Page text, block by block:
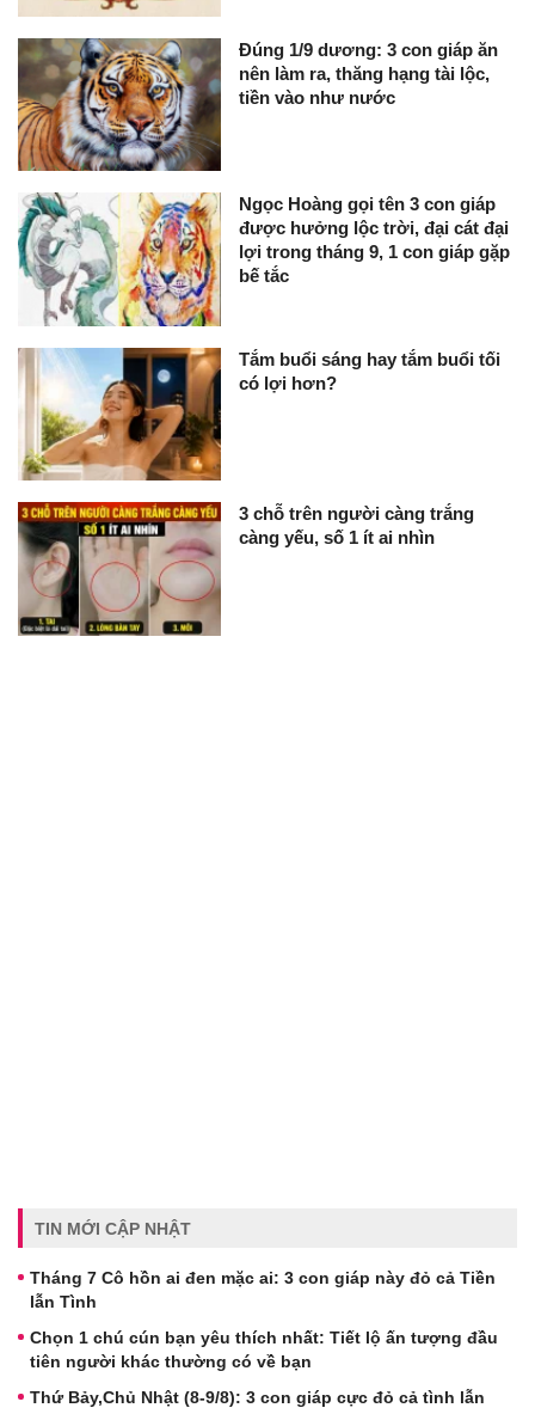
Đúng 1/9 dương: 3 con giáp ăn
nên làm ra, thăng hạng tài lộc,
tiền vào như nước
Ngọc Hoàng gọi tên 3 con giáp
được hưởng lộc trời, đại cát đại
lợi trong tháng 9, 1 con giáp gặp
bế tắc
Tắm buổi sáng hay tắm buổi tối
có lợi hơn?
3 chỗ trên người càng trắng
càng yếu, số 1 ít ai nhìn
TIN MỚI CẬP NHẬT
Tháng 7 Cô hồn ai đen mặc ai: 3 con giáp này đỏ cả Tiền
lẫn Tình
Chọn 1 chú cún bạn yêu thích nhất: Tiết lộ ấn tượng đầu
tiên người khác thường có về bạn
Thứ Bảy,Chủ Nhật (8-9/8): 3 con giáp cực đỏ cả tình lẫn